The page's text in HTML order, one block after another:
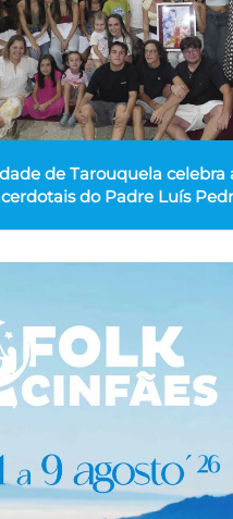
de Tarouquela celebra
do Padre Luís